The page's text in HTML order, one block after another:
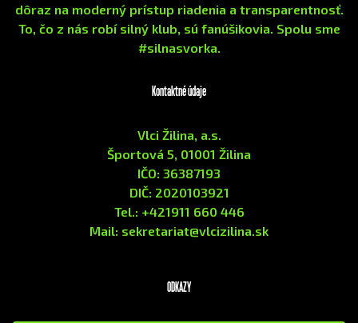
dôraz na moderný prístup riadenia a transparentnosť.
To, čo z nás robí silný klub, sú fanúšikovia. Spolu sme
#silnasvorka.
Kontaktné údaje
Vlci Žilina, a.s.
Športová 5, 01001 Žilina
IČO: 36387193
DIČ: 2020103921
Tel.: +421911 660 446
Mail: sekretariat@vlcizilina.sk
ODKAZY